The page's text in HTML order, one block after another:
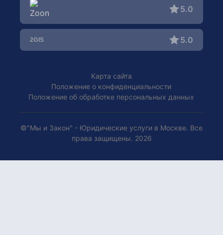
Арбитражные споры
Корпоративное право
Помощь при ДТП / Автоюрист
Брачный договор
Опека и попечительство
Оспаривание отцовства
5.0
5.0
Карта сайта
Положение о конфиденциальности
Положение об обработке персональных данных
©"Мы и Закон" - Юридические услуги в Москве. Все
права защищены. 2026